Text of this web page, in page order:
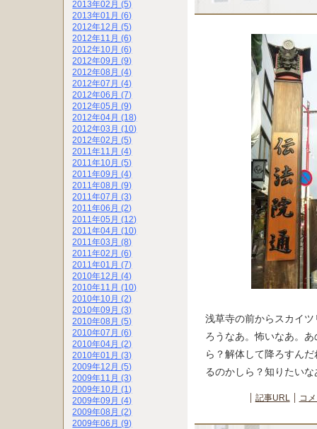
浅草寺の前からスカイ
ろうなあ。怖いなあ。
ら？解体して降ろすん
るのかしら？知りたいな
記事URL コ
2013年02月 (5)
2013年01月 (6)
2012年12月 (5)
2012年11月 (6)
2012年10月 (6)
2012年09月 (9)
2012年08月 (4)
2012年07月 (4)
2012年06月 (7)
2012年05月 (9)
2012年04月 (18)
2012年03月 (10)
2012年02月 (5)
2011年11月 (4)
2011年10月 (5)
2011年09月 (4)
2011年08月 (9)
2011年07月 (3)
2011年06月 (2)
2011年05月 (12)
2011年04月 (10)
2011年03月 (8)
2011年02月 (6)
2011年01月 (7)
2010年12月 (4)
2010年11月 (10)
2010年10月 (2)
2010年09月 (3)
2010年08月 (5)
2010年07月 (6)
2010年04月 (2)
2010年01月 (3)
2009年12月 (5)
2009年11月 (3)
2009年10月 (1)
2009年09月 (4)
2009年08月 (2)
2009年06月 (9)